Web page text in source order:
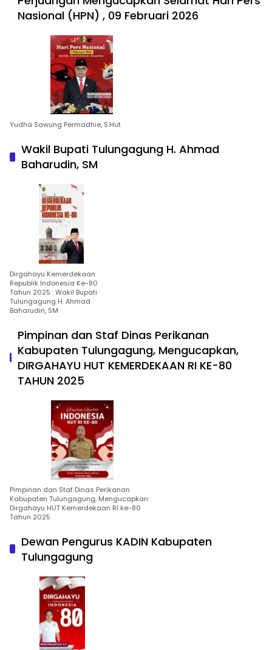
Nasional (HPN) , 09 Februari 2026
Yudha Sawung Permadhie, S.Hut
Wakil Bupati Tulungagung H. Ahmad
Baharudin, SM
Dirgahayu Kemerdekaan
Republik Indonesia Ke-80
Tahun 2025 : Wakil Bupati
Tulungagung H. Ahmad
Baharudin, SM
Pimpinan dan Staf Dinas Perikanan
Kabupaten Tulungagung, Mengucapkan,
DIRGAHAYU HUT KEMERDEKAAN RI KE-80
TAHUN 2025
Pimpinan dan Staf Dinas Perikanan
Kabupaten Tulungagung, Mengucapkan:
Dirgahayu HUT Kemerdekaan RI ke-80
Tahun 2025
Dewan Pengurus KADIN Kabupaten
Tulungagung